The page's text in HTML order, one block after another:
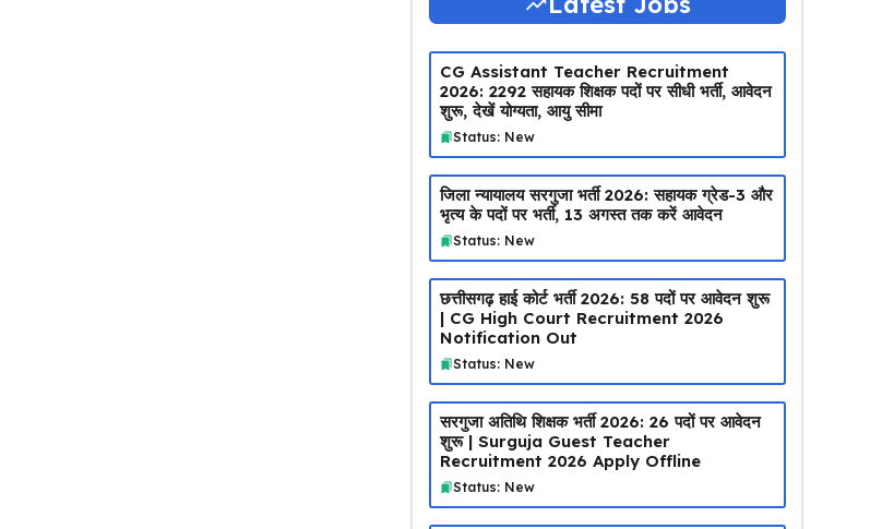
CG Assistant Teacher Recruitment
2026: 2292 सहायक शिक्षक पदों पर सीधी भर्ती, आवेदन
शुरू, देखें योग्यता, आयु सीमा
Status: New
जिला न्यायालय सरगुजा भर्ती 2026: सहायक ग्रेड-3 और
भृत्य के पदों पर भर्ती, 13 अगस्त तक करें आवेदन
Status: New
छत्तीसगढ़ हाई कोर्ट भर्ती 2026: 58 पदों पर आवेदन शुरू
| CG High Court Recruitment 2026
Notification Out
Status: New
सरगुजा अतिथि शिक्षक भर्ती 2026: 26 पदों पर आवेदन
शुरू | Surguja Guest Teacher
Recruitment 2026 Apply Offline
Status: New